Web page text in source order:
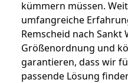
kümmern müssen.
umfangreiche
Remscheid nach
Größenordnung und
garantieren, dass wir
passende Lösung